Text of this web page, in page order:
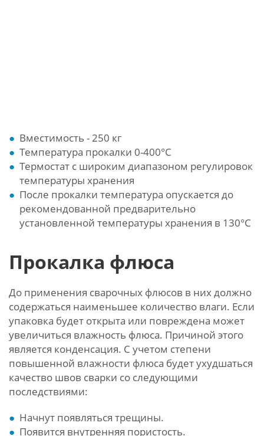
Вместимость - 250 кг
Температура прокалки 0-400°С
Термостат с широким диапазоном регулировок
температуры хранения
После прокалки температура опускается до
рекомендованной предварительно
установленной температуры хранения в 130°С
Прокалка флюса
До применения сварочных флюсов в них должно
содержаться наименьшее количество влаги. Если
упаковка будет открыта или повреждена может
увеличиться влажность флюса. Причиной этого
является конденсация. С учетом степени
повышенной влажности флюса будет ухудшаться
качество швов сварки со следующими
последствиями:
Начнут появляться трещины.
Появится внутренняя пористость.